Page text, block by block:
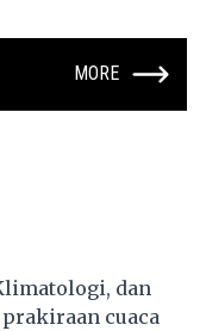
MORE
dan
cuaca